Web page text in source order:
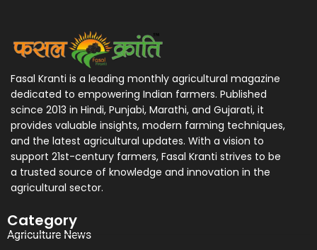
Fasal Kranti is a leading monthly agricultural magazine
dedicated to empowering Indian farmers. Published
scince 2013 in Hindi, Punjabi, Marathi, and Gujarati, it
provides valuable insights, modern farming techniques,
and the latest agricultural updates. With a vision to
support 21st-century farmers, Fasal Kranti strives to be
a trusted source of knowledge and innovation in the
agricultural sector.
Category
Agriculture News